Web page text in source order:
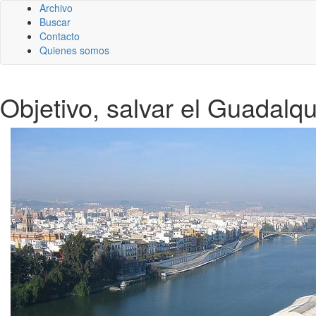
Archivo
Buscar
Contacto
Quienes somos
Objetivo, salvar el